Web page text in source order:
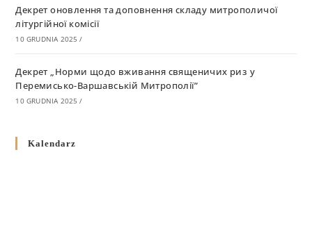
Декрет оновлення та доповнення складу митрополичої
літургійної комісії
10 GRUDNIA 2025 /
Декрет „Норми щодо вживання священичих риз у
Перемисько-Варшавській Митрополії”
10 GRUDNIA 2025 /
григоріанським календарем
Kalendarz